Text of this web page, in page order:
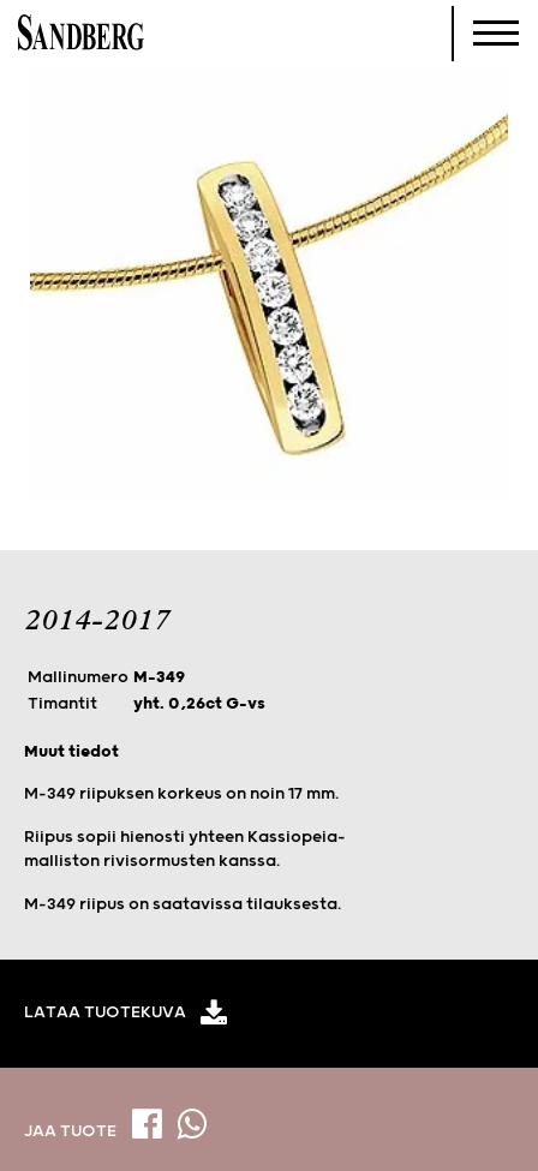
2014-2017
Mallinumero M-349
Timantit
yht. 0,26ct G-vs
Muut tiedot
M-349 riipuksen korkeus on noin 17 mm.
Riipus sopii hienosti yhteen Kassiopeia-
malliston rivisormusten kanssa.
M-349 riipus on saatavissa tilauksesta.
LATAA TUOTEKUVA
JAA TUOTE